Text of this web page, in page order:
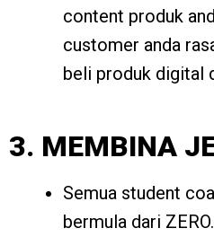
content produk
customer anda
beli produk digital
3. MEMBINA
Semua student
bermula dari